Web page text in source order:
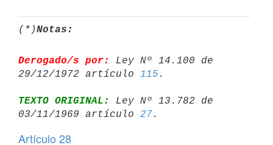
(*)Notas:
Derogado/s por:
Ley Nº 14.100 de
29/12/1972 artículo 115
TEXTO ORIGINAL:
Ley Nº 13.782 de
03/11/1969 artículo 27
Artículo 28